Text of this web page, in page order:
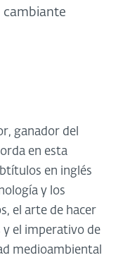
cambiante
ganador del
en esta
en inglés
y los
el arte de hacer
y el imperativo de
medioambiental